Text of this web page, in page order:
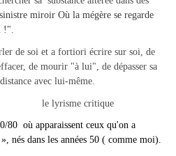
miroir Où la mégère se regarde
!".
de soi et a fortiori écrire sur soi, de
de mourir "à lui", de dépasser sa
avec lui-même.
critique
80 où apparaissent ceux qu'on a
nés dans les années 50 ( comme moi).